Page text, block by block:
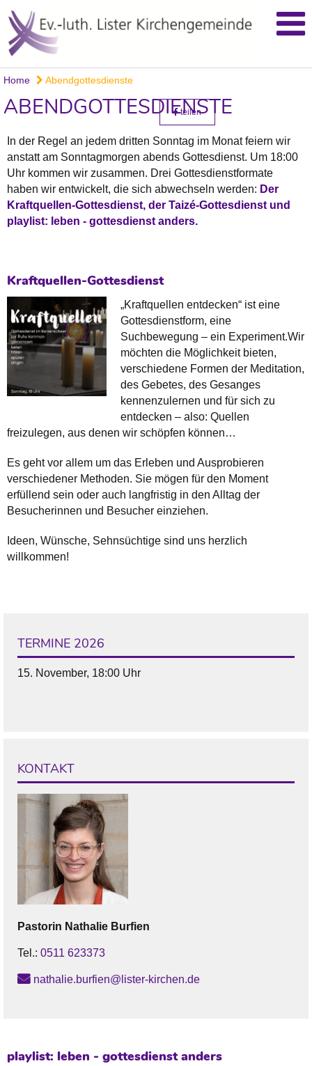
Home Abendgottesdienste
ABENDGOTTESDIENSTE
teilen
In der Regel an jedem dritten Sonntag im Monat feiern wir
anstatt am Sonntagmorgen abends Gottesdienst. Um 18:00
Uhr kommen wir zusammen. Drei Gottesdienstformate
haben wir entwickelt, die sich abwechseln werden: Der
Kraftquellen-Gottesdienst, der Taizé-Gottesdienst und
playlist: leben - gottesdienst anders.
Kraftquellen-Gottesdienst
„Kraftquellen entdecken“ ist eine
Gottesdienstform, eine
Suchbewegung – ein Experiment.Wir
möchten die Möglichkeit bieten,
verschiedene Formen der Meditation,
des Gebetes, des Gesanges
kennenzulernen und für sich zu
entdecken – also: Quellen
freizulegen, aus denen wir schöpfen können…
Es geht vor allem um das Erleben und Ausprobieren
verschiedener Methoden. Sie mögen für den Moment
erfüllend sein oder auch langfristig in den Alltag der
Besucherinnen und Besucher einziehen.
Ideen, Wünsche, Sehnsüchtige sind uns herzlich
willkommen!
TERMINE 2026
15. November, 18:00 Uhr
KONTAKT
Pastorin Nathalie Burfien
Tel.: 0511 623373
nathalie.burfien@lister-kirchen.de
playlist: leben - gottesdienst anders